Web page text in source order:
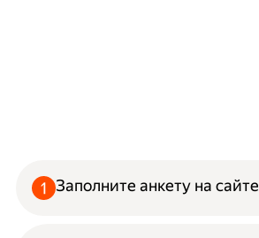
Заполните анкету на сайте